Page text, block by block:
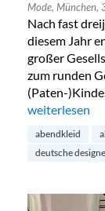
Mode, München,
Nach fast
diesem Jahr
großer
zum runden
(Paten-
„Talbot
weiterlesen
abendkleid
deutsche